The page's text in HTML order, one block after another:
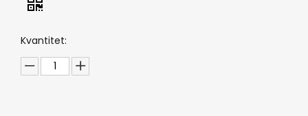
Kvantitet: